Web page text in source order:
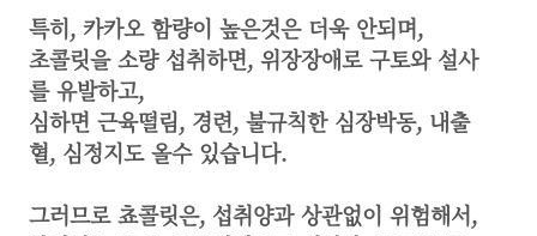
​특히, 카카오 함량이 높은것은 더욱 안되며,
초콜릿을 소량 섭취하면, 위장장애로 구토와 설사
를 유발하고,
심하면 근육떨림, 경련, 불규칙한 심장박동, 내출
혈, 심정지도 올수 있습니다.
​그러므로 쵸콜릿은, 섭취양과 상관없이 위험해서,